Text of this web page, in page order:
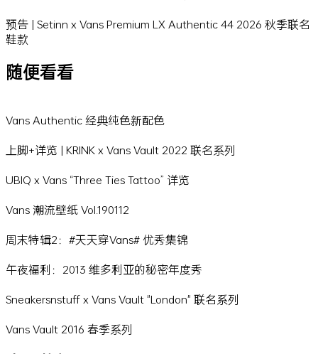
预告 | Setinn x Vans Premium LX Authentic 44 2026 秋季联名
鞋款
随便看看
Vans Authentic 经典纯色新配色
上脚+详览 | KRINK x Vans Vault 2022 联名系列
UBIQ x Vans “Three Ties Tattoo” 详览
Vans 潮流壁纸 Vol.190112
周末特辑2：#天天穿Vans# 优秀集锦
午夜福利：2013 维多利亚的秘密年度秀
Sneakersnstuff x Vans Vault "London" 联名系列
Vans Vault 2016 春季系列